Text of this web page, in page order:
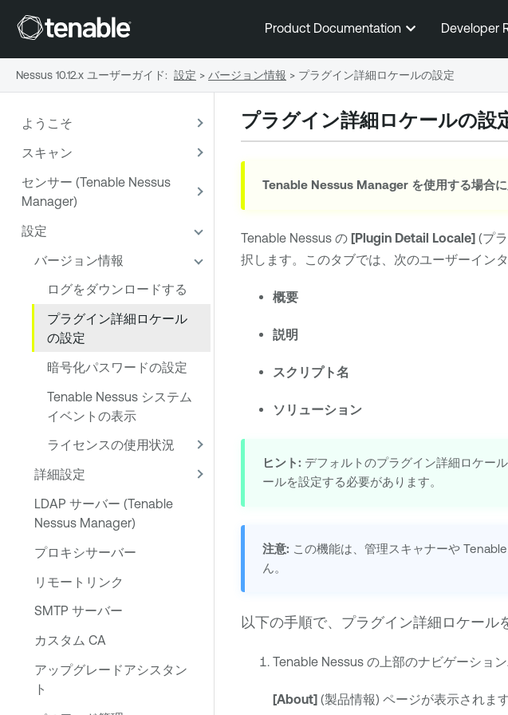
メインコ
Product Documentation Developer
ようこそ
スキャン
センサー (Tenable Nessus
Manager)
設定
バージョン情報
ログをダウンロードする
プラグイン詳細ロケール
の設定
暗号化パスワードの設定
Tenable Nessus システム
イベントの表示
ライセンスの使用状況
詳細設定
LDAP サーバー (Tenable
Nessus Manager)
プロキシサーバー
リモートリンク
SMTP サーバー
カスタム CA
アップグレードアシスタン
ト
プラグイン詳細ロケールの設
Tenable Nessus Manager を使用する場合
Tenable Nessusの [Plugin Detail Locale] (プ
択します。このタブでは、次のユーザーイン
概要
説明
スクリプト名
ソリューション
ヒント: デフォルトのプラグイン詳細ロケー
ールを設定する必要があります。
注意: この機能は、管理スキャナーや
ん。
以下の手順で、プラグイン詳細ロケール
Tenable Nessusの上部のナビゲーション
[About](製品情報) ページが表示されます
Nessus 10.12.x ユーザーガイド: 設定 > バージョン情報 > プラグイン詳細ロケールの設定